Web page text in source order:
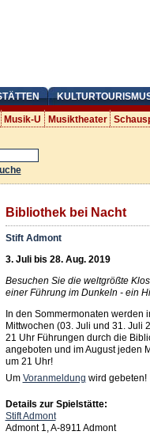
Musik-U Musiktheater
Bibliothek bei Nacht
Stift Admont
3. Juli bis 28. Aug. 2019
Besuchen Sie die weltgrößte
einer Führung im Dunkeln - ein
In den Sommermonaten werden
Mittwochen (03. Juli und 31. Juli
21 Uhr Führungen durch die
angeboten und im August jeden
um 21 Uhr!
Um Voranmeldung wird gebeten!
Details zur Spielstätte:
Stift Admont
Admont 1, A-8911 Admont